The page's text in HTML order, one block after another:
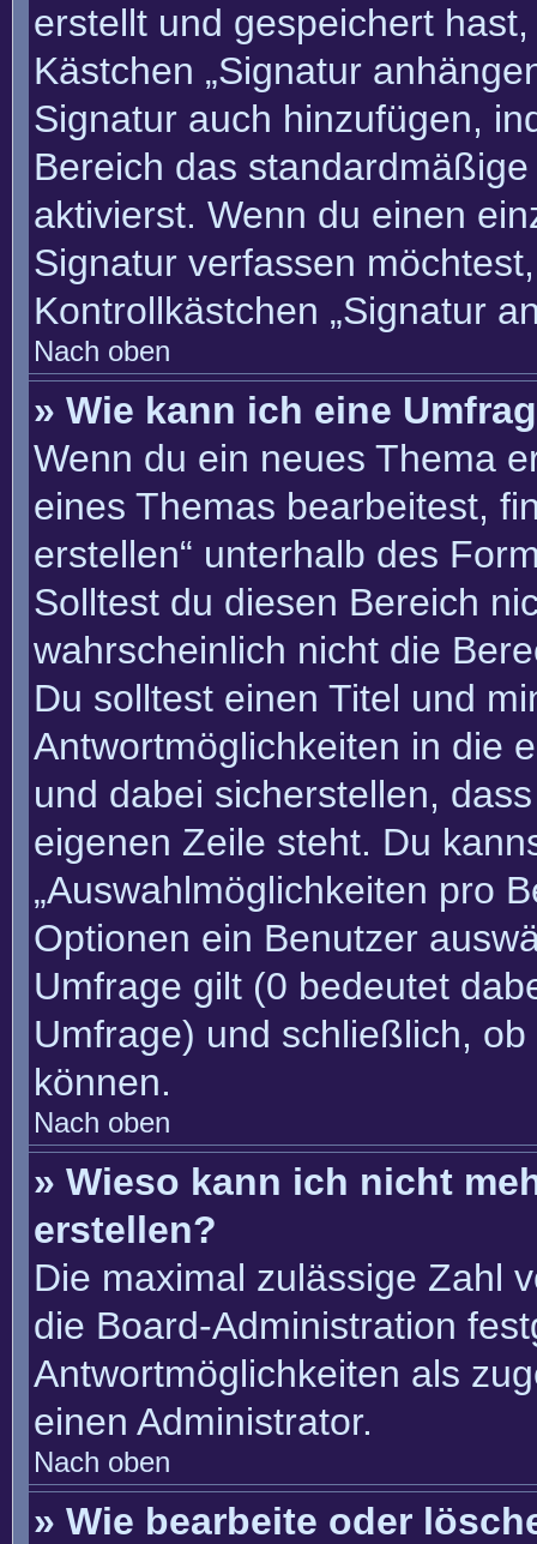
erstellt und gespeichert
Kästchen „Signatur
Signatur auch hinzufügen,
Bereich das
aktivierst. Wenn du einen
Signatur verfassen
Kontrollkästchen „Signatur
Nach oben
» Wie kann ich eine
Wenn du ein neues Thema
eines Themas bearbeitest,
erstellen“ unterhalb des
Solltest du diesen Bereich
wahrscheinlich nicht die
Du solltest einen Titel und
Antwortmöglichkeiten in die
und dabei sicherstellen,
eigenen Zeile steht. Du
„Auswahlmöglichkeiten pro
Optionen ein Benutzer
Umfrage gilt (0 bedeutet
Umfrage) und schließlich,
können.
Nach oben
» Wieso kann ich nicht
erstellen?
Die maximal zulässige Zahl
die Board-Administration
Antwortmöglichkeiten als
einen Administrator.
Nach oben
» Wie bearbeite oder